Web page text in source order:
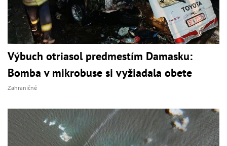
Výbuch otriasol predmestím Damasku:
Bomba v mikrobuse si vyžiadala obete
Zahraničné